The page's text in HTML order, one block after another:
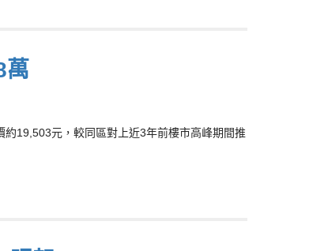
萬
19,503元，較同區對上近3年前樓市高峰期間推